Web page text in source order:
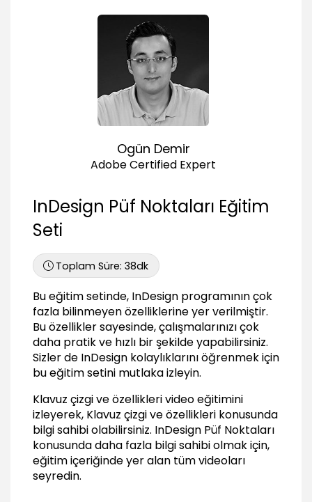
Gruplu yazıları düzenleme
Idml kaydetmek
InDesign'ı sıfırlamak
01:15
Crop marks (kesim çizgisi) eklemek
01:29
Karsilastirma yaparak incelemek
01:34
Çizgi üzerine yazi veya görsel eklemek
03:15
Animasyon oluşturmak
04:33
Çalışma alanı düzenlemek
01:11
Görsel isimlerini dahil etmek
01:06
Text warp
01:38
Yazıları çerçevelemek
01:54
Ogün Demir
Adobe Certified Expert
InDesign Püf Noktaları Eğitim
Seti
Toplam Süre:38dk
Bu eğitim setinde, InDesign programının çok
fazla bilinmeyen özelliklerine yer verilmiştir.
Bu özellikler sayesinde, çalışmalarınızı çok
daha pratik ve hızlı bir şekilde yapabilirsiniz.
Sizler de InDesign kolaylıklarını öğrenmek için
bu eğitim setini mutlaka izleyin.
Klavuz çizgi ve özellikleri video eğitimini
izleyerek, Klavuz çizgi ve özellikleri konusunda
bilgi sahibi olabilirsiniz. InDesign Püf Noktaları
konusunda daha fazla bilgi sahibi olmak için,
eğitim içeriğinde yer alan tüm videoları
seyredin.